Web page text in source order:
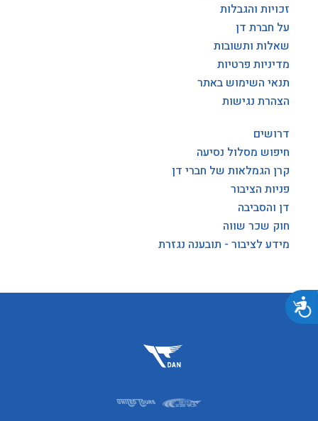
נגישות
זכויות והגבלות
על חברת דן
שאלות ותשובות
מדיניות פרטיות
תנאי השימוש באתר
הצהרת נגישות
דרושים
חיפוש מסלול נסיעה
קרן הגמלאות של חברי דן
פניות הציבור
דן והסביבה
חוק שכר שווה
מידע לציבור - תובענה נגזרת